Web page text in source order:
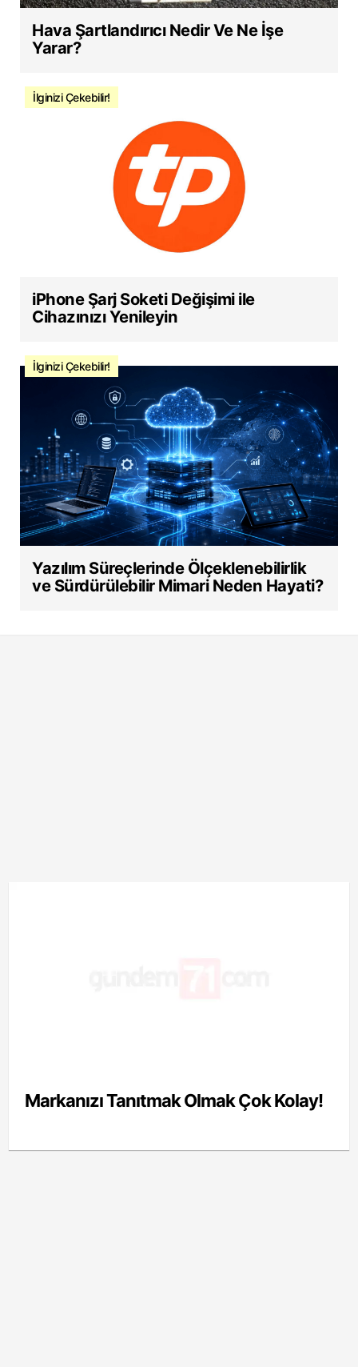
Hava Şartlandırıcı Nedir Ve Ne İşe
Yarar?
İlginizi Çekebilir!
iPhone Şarj Soketi Değişimi ile
Cihazınızı Yenileyin
İlginizi Çekebilir!
Yazılım Süreçlerinde Ölçeklenebilirlik
ve Sürdürülebilir Mimari Neden Hayati?
Markanızı Tanıtmak Olmak Çok Kolay!